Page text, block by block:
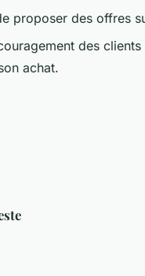
proposer des offres
des clients
achat.